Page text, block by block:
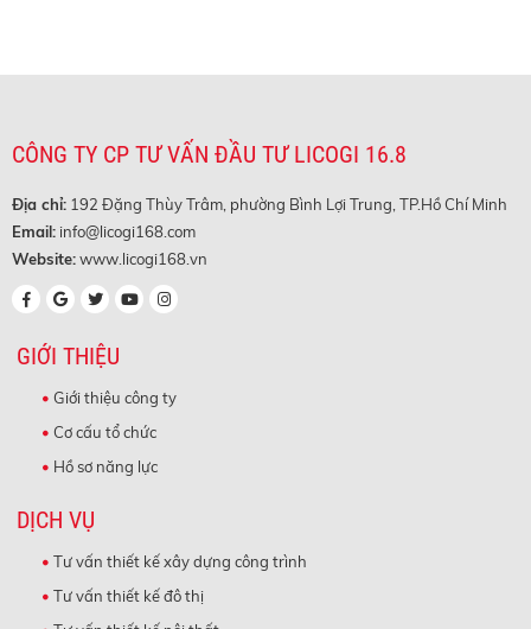
CÔNG TY CP TƯ VẤN ĐẦU TƯ LICOGI 16.8
Địa chỉ: 192 Đặng Thùy Trâm, phường Bình Lợi Trung, TP.Hồ Chí Minh
Email: info@licogi168.com
Website:www.licogi168.vn
GIỚI THIỆU
Giới thiệu công ty
Cơ cấu tổ chức
Hồ sơ năng lực
DỊCH VỤ
Tư vấn thiết kế xây dựng công trình
Tư vấn thiết kế đô thị